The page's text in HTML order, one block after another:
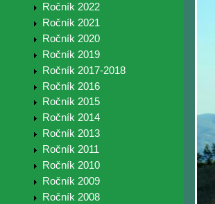
Ročník 2022
Ročník 2021
Ročník 2020
Ročník 2019
Ročník 2017-2018
Ročník 2016
Ročník 2015
Ročník 2014
Ročník 2013
Ročník 2011
Ročník 2010
Ročník 2009
Ročník 2008